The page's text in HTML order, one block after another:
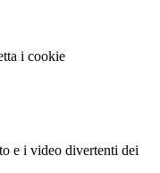
i cookie
e i video divertenti dei